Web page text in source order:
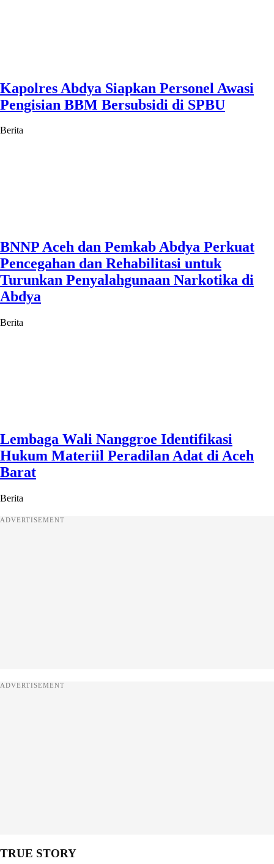
Kapolres Abdya Siapkan Personel Awasi
Pengisian BBM Bersubsidi di SPBU
Berita
BNNP Aceh dan Pemkab Abdya Perkuat
Pencegahan dan Rehabilitasi untuk
Turunkan Penyalahgunaan Narkotika di
Abdya
Berita
Lembaga Wali Nanggroe Identifikasi
Hukum Materiil Peradilan Adat di Aceh
Barat
Berita
ADVERTISEMENT
ADVERTISEMENT
TRUE STORY